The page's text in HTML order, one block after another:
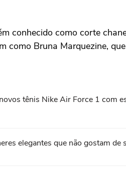
conhecido como corte
como Bruna Marquezine,
tênis Nike Air Force 1 com
elegantes que não gostam